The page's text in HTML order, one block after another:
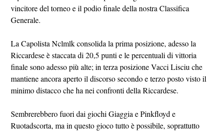
vincitore del torneo e il podio finale della nostra Classifica
Generale.
La Capolista Nclmlk consolida la prima posizione, adesso la
Riccardese è staccata di 20,5 punti e le percentuali di vittoria
finale sono adesso più alte; in terza posizione Vacci Lisciu che
mantiene ancora aperto il discorso secondo e terzo posto visto il
minimo distacco che ha nei confronti della Riccardese.
Sembrerebbero fuori dai giochi Giaggia e Pinkfloyd e
Ruotadscorta, ma in questo gioco tutto è possibile, soprattutto